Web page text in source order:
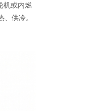
机或内燃
供冷。